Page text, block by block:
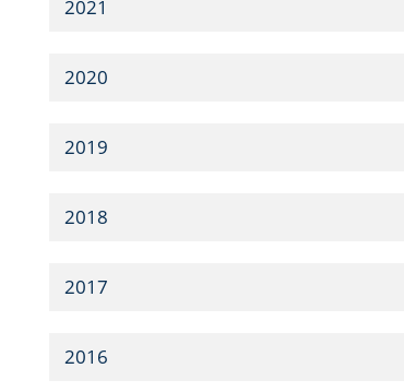
2021
2020
2019
2018
2017
2016